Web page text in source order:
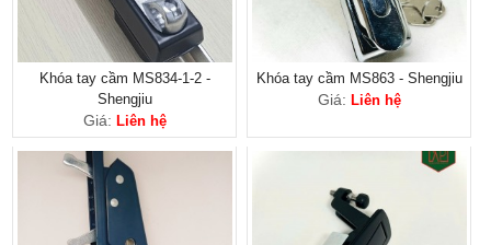
Khóa tay cầm MS834-1-2 -
Shengjiu
Giá: Liên hệ
Khóa tay cầm MS863 - Shengjiu
Giá: Liên hệ